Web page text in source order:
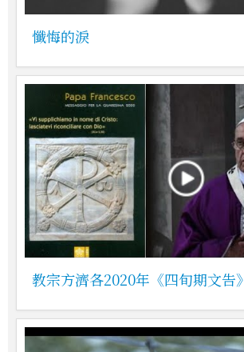
懺悔的淚
教宗方濟各2020年《四旬期文告》